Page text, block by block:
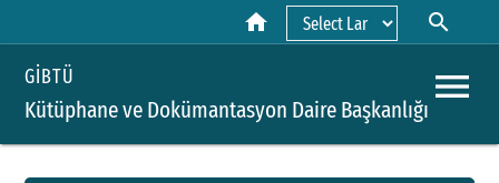
home search
GİBTÜ
Kütüphane ve Dokümantasyon Daire Başkanlığı
menu